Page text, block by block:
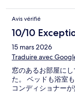
Avis vérifié
10/10
15 mars 2026
Traduire avec
窓のあるお部屋に
た。 ベッドも浴室
コンディショナー